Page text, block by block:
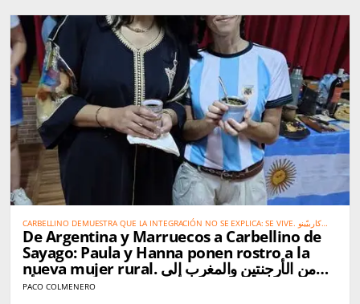
CARBELLINO DEMUESTRA QUE LA INTEGRACIÓN NO SE EXPLICA: SE VIVE. كاربيّينو
تُثبت أن الاندماج الحقيقي لا يحتاج إلى شرح… بل يُعاش
De Argentina y Marruecos a Carbellino de
Sayago: Paula y Hanna ponen rostro a la
nueva mujer rural. من الأرجنتين والمغرب إلى
كاربيّينو دي ساياغو: باولا وهناء تجسّدان صورة المرأة
PACO COLMENERO